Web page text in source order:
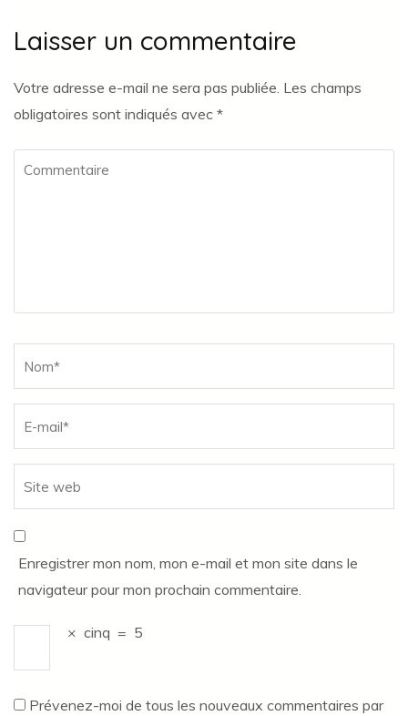
Laisser un commentaire
Votre adresse e-mail ne sera pas publiée. Les champs
obligatoires sont indiqués avec *
Commentaire
Enregistrer mon nom, mon e-mail et mon site dans le
navigateur pour mon prochain commentaire.
× cinq = 5
Prévenez-moi de tous les nouveaux commentaires par